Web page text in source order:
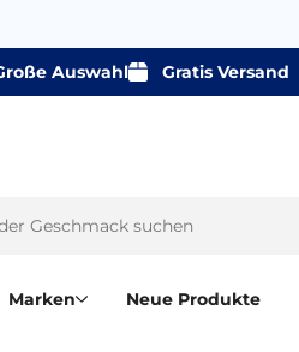
Auswahl Gratis Versand
Marken Neue Produkte